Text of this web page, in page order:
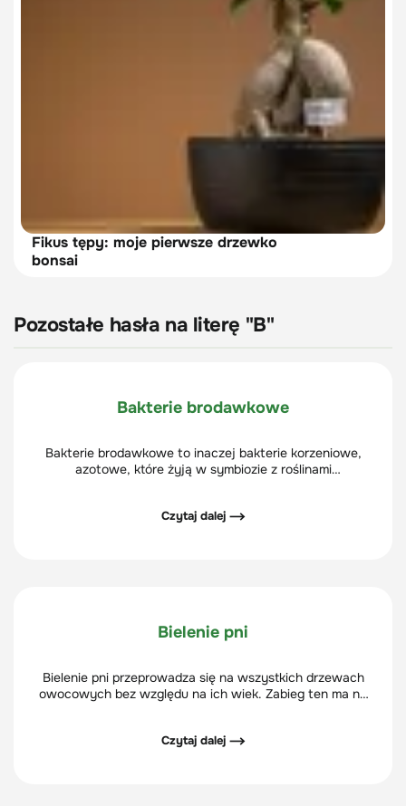
Fikus tępy: moje pierwsze drzewko
bonsai
Pozostałe hasła na literę "B"
Bakterie brodawkowe
Bakterie brodawkowe to inaczej bakterie korzeniowe,
azotowe, które żyją w symbiozie z roślinami
Czytaj dalej ⟶
Bielenie pni
Bielenie pni przeprowadza się na wszystkich drzewach
owocowych bez względu na ich wiek. Zabieg ten ma na
Czytaj dalej ⟶